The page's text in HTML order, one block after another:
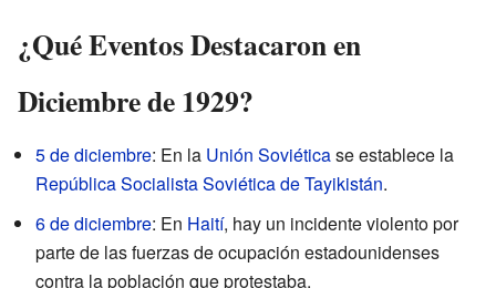
¿Qué Eventos Destacaron en
Diciembre de 1929?
5 de diciembre: En la Unión Soviéticase establece la
República Socialista Soviética de Tayikistán.
6 de diciembre: En Haití, hay un incidente violento por
parte de las fuerzas de ocupación estadounidenses
contra la población que protestaba.